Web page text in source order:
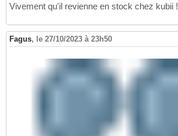
Vivement qu'il revienne en stock chez kubii !
Fagus, le 27/10/2023 à 23h50